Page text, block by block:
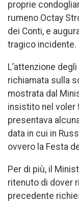
proprie
rumeno Octay
dei Conti, e
tragico incidente.
L’attenzione
richiamata sulla
mostrata dal
insistito nel voler
presentava
data in cui in
ovvero la Festa
Per di più, il
ritenuto di dover
precedente